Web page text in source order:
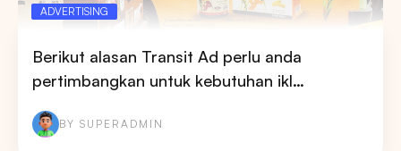
ADVERTISING
Berikut alasan Transit Ad perlu anda
pertimbangkan untuk kebutuhan ikl…
BY SUPERADMIN